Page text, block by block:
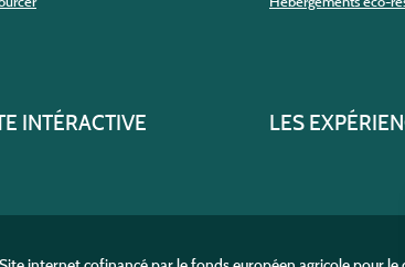
INTÉRACTIVE LES